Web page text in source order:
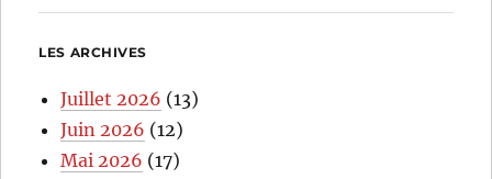
LES ARCHIVES
Juillet 2026 (13)
Juin 2026 (12)
Mai 2026 (17)